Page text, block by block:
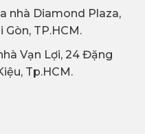
nhà Diamond Plaza,
Gòn, TP.HCM.
Vạn Lợi, 24 Đặng
Tp.HCM.